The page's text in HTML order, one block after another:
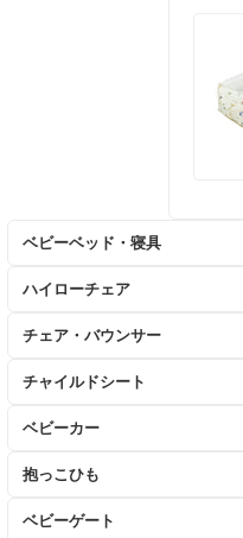
ベビーベッド・寝具
ハイローチェア
チェア・バウンサー
チャイルドシート
ベビーカー
抱っこひも
ベビーゲート